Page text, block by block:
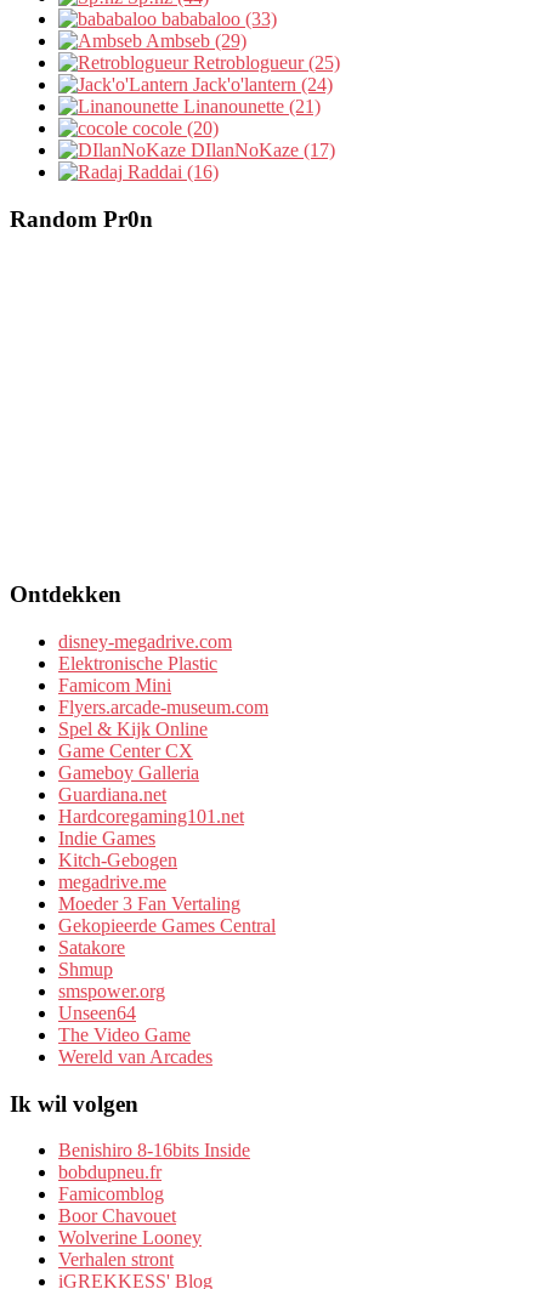
bababaloo (33)
Ambseb (29)
Retroblogueur (25)
Jack'o'lantern (24)
Linanounette (21)
cocole (20)
DIlanNoKaze (17)
Raddai (16)
Random Pr0n
Ontdekken
disney-megadrive.com
Elektronische Plastic
Famicom Mini
Flyers.arcade-museum.com
Spel & Kijk Online
Game Center CX
Gameboy Galleria
Guardiana.net
Hardcoregaming101.net
Indie Games
Kitch-Gebogen
megadrive.me
Moeder 3 Fan Vertaling
Gekopieerde Games Central
Satakore
Shmup
smspower.org
Unseen64
The Video Game
Wereld van Arcades
Ik wil volgen
Benishiro 8-16bits Inside
bobdupneu.fr
Famicomblog
Boor Chavouet
Wolverine Looney
Verhalen stront
iGREKKESS' Blog